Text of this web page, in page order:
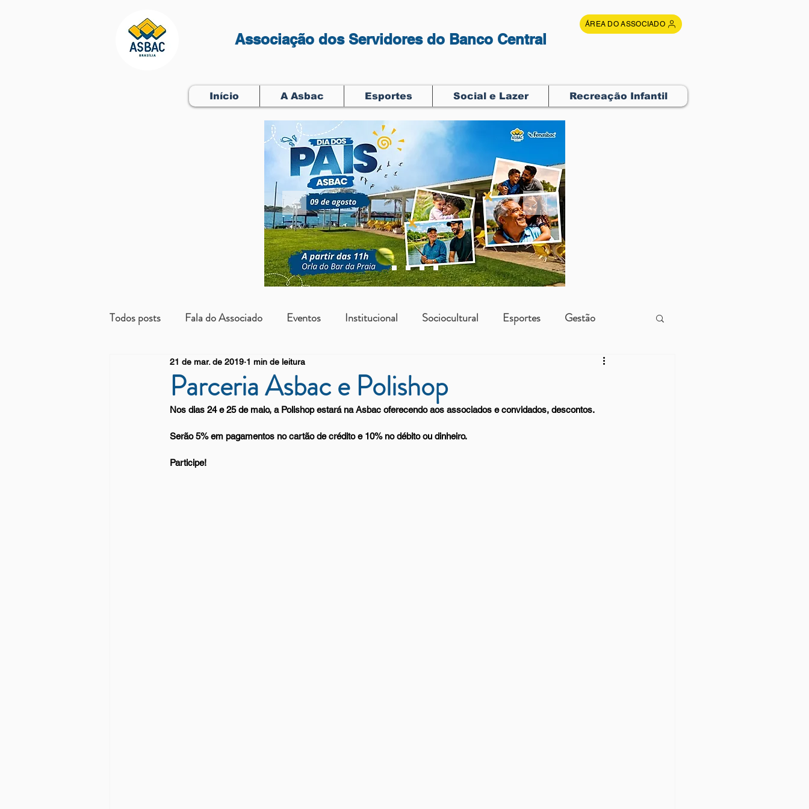
Associação dos Servidores do Banco Central
ÁREA DO ASSOCIADO
Início A Asbac Esportes Social e Lazer Recreação Infantil
Todos posts Fala do Associado Eventos Institucional Sociocultural Esportes Gestão
Beneficientes Arrendatários Vantagens Asbac
Parceria Asbac e Polishop
21 de mar. de 2019 1 min de leitura
Nos dias 24 e 25 de maio, a Polishop estará na Asbac oferecendo aos associados e convidados, descontos.
Serão 5% em pagamentos no cartão de crédito e 10% no débito ou dinheiro.
Participe!